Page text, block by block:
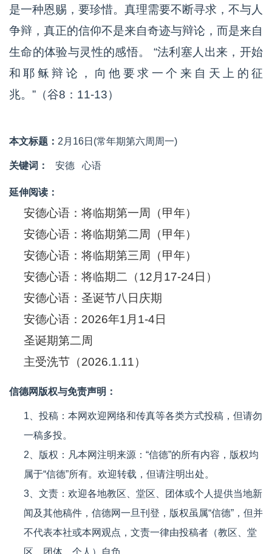
是一种恩赐，要珍惜。真理需要不断寻求，不与人
争辩，真正的信仰不是来自奇迹与辩论，而是来自
生命的体验与灵性的感悟。 “法利塞人出来，开始
和耶稣辩论，向他要求一个来自天上的征
兆。”（谷8：11-13）
本文标题： 2月16日(常年期第六周周一)
关键词： 安德 心语
延伸阅读：
安德心语：将临期第一周（甲年）
安德心语：将临期第二周（甲年）
安德心语：将临期第三周（甲年）
安德心语：将临期二（12月17-24日）
安德心语：圣诞节八日庆期
安德心语：2026年1月1-4日
圣诞期第二周
主受洗节（2026.1.11）
信德网版权与免责声明：
1、投稿：本网欢迎网络和传真等各类方式投稿，但请勿
一稿多投。
2、版权：凡本网注明来源：“信德”的所有内容，版权均
属于“信德”所有。欢迎转载，但请注明出处。
3、文责：欢迎各地教区、堂区、团体或个人提供当地新
闻及其他稿件，信德网一旦刊登，版权虽属“信德”，但并
不代表本社或本网观点，文责一律由投稿者（教区、堂
区、团体、个人）自负。